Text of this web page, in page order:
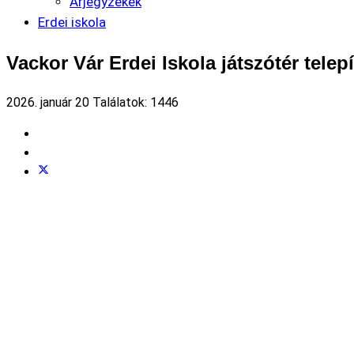
Erdei iskola
Vackor Vár Erdei Iskola játszótér
2026. január 20 Találatok: 1446